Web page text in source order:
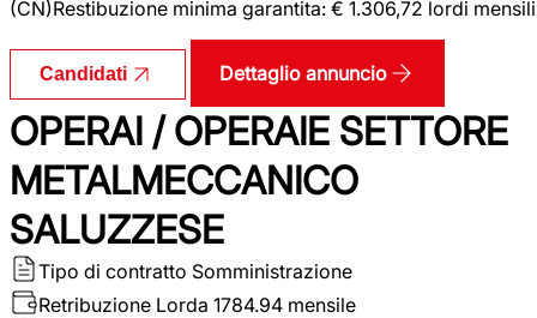
(CN)Restibuzione minima garantita: € 1.306,72 lordi mensili
Candidati Dettaglio annuncio
OPERAI / OPERAIE SETTORE
METALMECCANICO
SALUZZESE
Tipo di contratto Somministrazione
Retribuzione Lorda 1784.94 mensile